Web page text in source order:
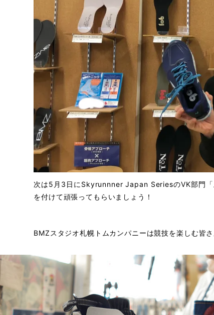
次は5月3日にSkyrunnner Japan SeriesのVK部門「
を付けて頑張ってもらいましょう！
BMZスタジオ札幌トムカンパニーは競技を楽しむ皆さ